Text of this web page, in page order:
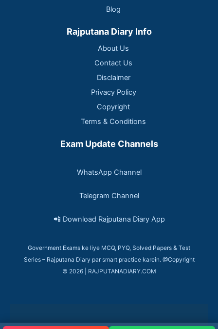
Blog
Rajputana Diary Info
About Us
Contact Us
Disclaimer
Privacy Policy
Copyright
Terms & Conditions
Exam Update Channels
WhatsApp Channel
Telegram Channel
📲 Download Rajputana Diary App
Government Exams ke liye MCQ, PYQ, Solved Papers & Test
Series – Rajputana Diary par smart practice karein. @Copyright
© 2026 | RAJPUTANADIARY.COM